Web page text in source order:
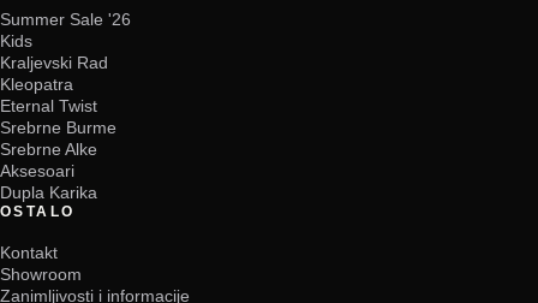
Summer Sale '26
Kids
Kraljevski Rad
Kleopatra
Eternal Twist
Srebrne Burme
Srebrne Alke
Aksesoari
Dupla Karika
OSTALO
Kontakt
Showroom
Zanimljivosti i informacije